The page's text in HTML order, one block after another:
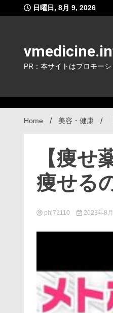
to
日曜日, 8月 9, 2026
PR：本サイトはプロモー
Home 美容・健康
【痩
痩せる
phi72110 2023年8